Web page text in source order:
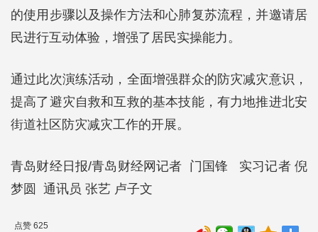
的使用步骤以及操作方法和心肺复苏流程，并邀请居
民进行互动体验，增强了居民实操能力。
通过此次演练活动，全面增强群众的防灾减灾意识，
提高了避灾自救和互救的基本技能，有力地推进北安
街道社区防灾减灾工作的开展。
青岛财经日报/青岛财经网记者 门国锋 实习记者 倪
梦圆 通讯员 张艺 卢子文
点赞 625